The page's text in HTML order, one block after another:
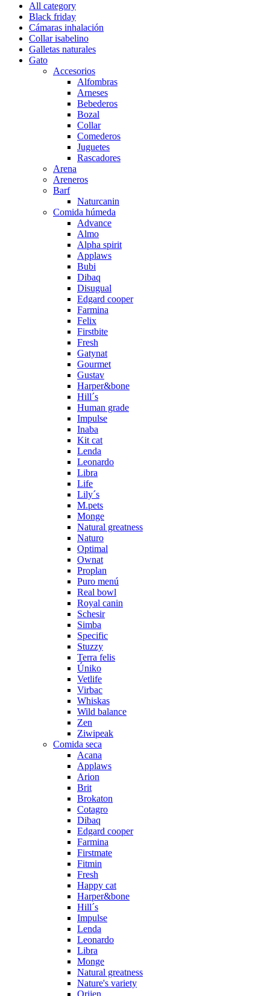
All category
Black friday
Cámaras inhalación
Collar isabelino
Galletas naturales
Gato
Accesorios
Alfombras
Arneses
Bebederos
Bozal
Collar
Comederos
Juguetes
Rascadores
Arena
Areneros
Barf
Naturcanin
Comida húmeda
Advance
Almo
Alpha spirit
Applaws
Bubi
Dibaq
Disugual
Edgard cooper
Farmina
Felix
Firstbite
Fresh
Gatynat
Gourmet
Gustav
Harper&bone
Hill´s
Human grade
Impulse
Inaba
Kit cat
Lenda
Leonardo
Libra
Life
Lily´s
M.pets
Monge
Natural greatness
Naturo
Optimal
Ownat
Proplan
Puro menú
Real bowl
Royal canin
Schesir
Simba
Specific
Stuzzy
Terra felis
Úniko
Vetlife
Virbac
Whiskas
Wild balance
Zen
Ziwipeak
Comida seca
Acana
Applaws
Arion
Brit
Brokaton
Cotagro
Dibaq
Edgard cooper
Farmina
Firstmate
Fitmin
Fresh
Happy cat
Harper&bone
Hill´s
Impulse
Lenda
Leonardo
Libra
Monge
Natural greatness
Nature's variety